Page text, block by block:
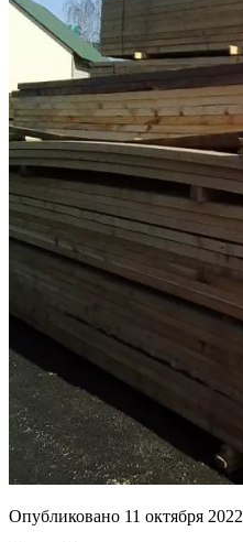
Опубликовано 11 октября 2022